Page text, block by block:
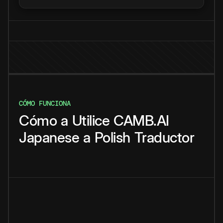
CÓMO FUNCIONA
Cómo a Utilice CAMB.AI
Japanese a Polish Traductor